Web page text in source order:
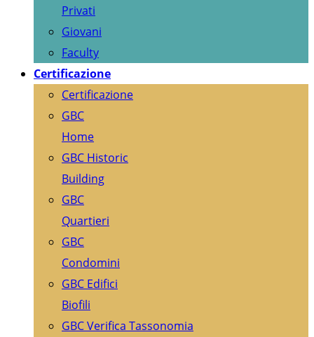
Privati
Giovani
Faculty
Certificazione
Certificazione
GBC
Home
GBC Historic
Building
GBC
Quartieri
GBC
Condomini
GBC Edifici
Biofili
GBC Verifica Tassonomia